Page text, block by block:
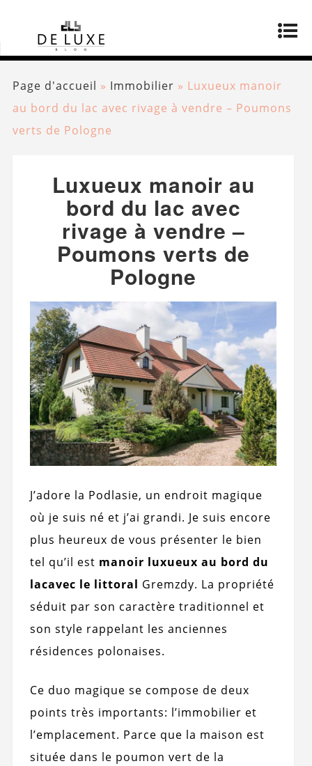
Page d'accueil » Immobilier » Luxueux manoir
au bord du lac avec rivage à vendre – Poumons
verts de Pologne
Luxueux manoir au
bord du lac avec
rivage à vendre –
Poumons verts de
Pologne
J’adore la Podlasie, un endroit magique
où je suis né et j’ai grandi. Je suis encore
plus heureux de vous présenter le bien
tel qu’il est manoir luxueux au bord du
lacavec le littoral Gremzdy. La propriété
séduit par son caractère traditionnel et
son style rappelant les anciennes
résidences polonaises.
Ce duo magique se compose de deux
points très importants: l’immobilier et
l’emplacement. Parce que la maison est
située dans le poumon vert de la